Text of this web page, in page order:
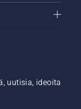
uutisia, ideoita